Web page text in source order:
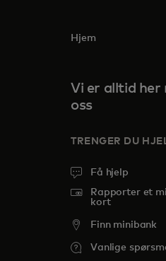
Hjem
Vi er alltid
oss
TRENGER DU
Få hjelp
Rapporter et
kort
Finn minibank
Vanlige